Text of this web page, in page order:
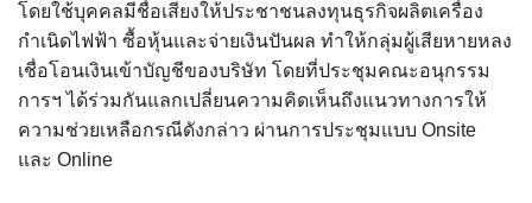
โดยใช้บุคคลมีชื่อเสียงให้ประชาชนลงทุนธุรกิจผลิตเครื่อง
กำเนิดไฟฟ้า ซื้อหุ้นและจ่ายเงินปันผล ทำให้กลุ่มผู้เสียหายหลง
เชื่อโอนเงินเข้าบัญชีของบริษัท โดยที่ประชุมคณะอนุกรรม
การฯ ได้ร่วมกันแลกเปลี่ยนความคิดเห็นถึงแนวทางการให้
ความช่วยเหลือกรณีดังกล่าว ผ่านการประชุมแบบ Onsite
และ Online